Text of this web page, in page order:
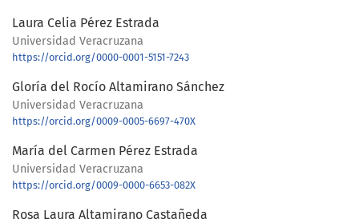
Laura Celia Pérez Estrada
Universidad Veracruzana
https://orcid.org/0000-0001-5151-7243
Gloría del Rocío Altamirano Sánchez
Universidad Veracruzana
https://orcid.org/0009-0005-6697-470X
María del Carmen Pérez Estrada
Universidad Veracruzana
https://orcid.org/0009-0000-6653-082X
Rosa Laura Altamirano Castañeda